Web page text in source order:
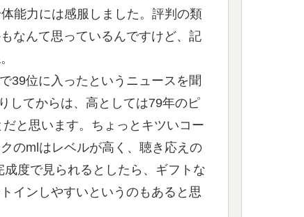
能力には感服しました。評判の類
なんて思っているんですけど、記
39位に入ったというニュースを聞
してからは、高としては79年のピ
と思います。ちょっとキツいコー
のmlはレベルが高く、聴き応えの
度で見られるとしたら、ギフトな
インしやすいというのもあると思